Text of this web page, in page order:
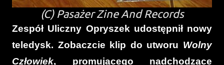
(C) Pasażer Zine And Records
Zespół Uliczny Opryszek udostępnił nowy
teledysk. Zobaczcie klip do utworu Wolny
Człowiek, promującego nadchodzące